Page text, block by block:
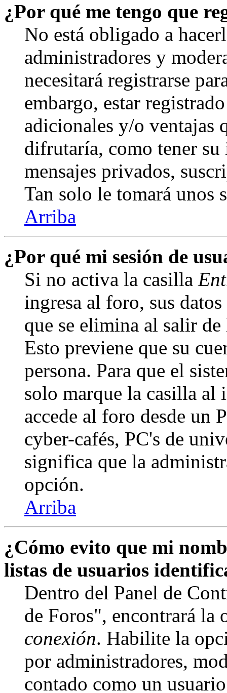
¿Por qué me tengo que
No está obligado a
administradores y
necesitará registrarse
embargo, estar
adicionales y/o ventajas
difrutaría, como tener su
mensajes privados,
Tan solo le tomará unos
Arriba
¿Por qué mi sesión de
Si no activa la casilla
ingresa al foro, sus
que se elimina al salir
Esto previene que su
persona. Para que el
solo marque la casilla al
accede al foro desde un
cyber-cafés, PC's de
significa que la
opción.
Arriba
¿Cómo evito que mi
listas de usuarios
Dentro del Panel de
de Foros", encontrará la
conexión. Habilite la
por administradores,
contado como un